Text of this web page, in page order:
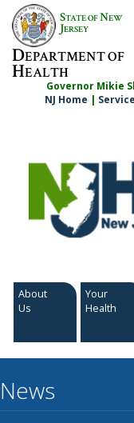
Skip
content
STATE OFNEW
JERSEY
DEPARTMENT OF
HEALTH
Governor Mikie
NJ Home |
About
Us
Your
Health
News